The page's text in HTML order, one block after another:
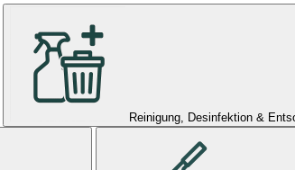
Reinigung, Desinfektion &